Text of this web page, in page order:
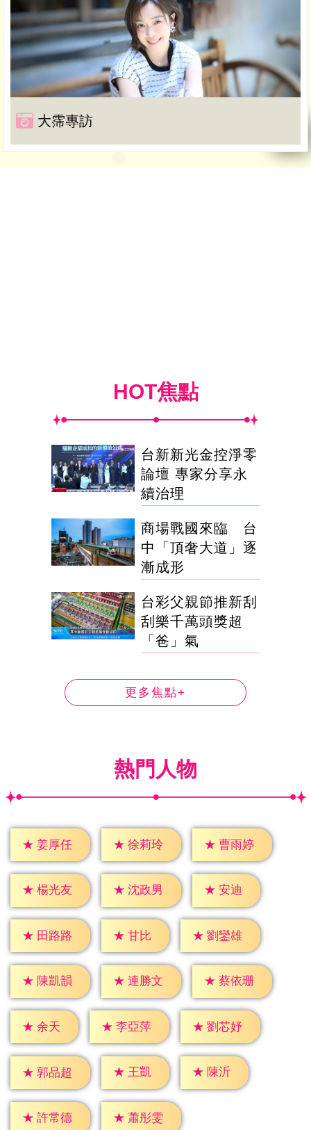
大霈專訪
HOT焦點
台新新光金控淨零
論壇 專家分享永
續治理
商場戰國來臨 台
中「頂奢大道」逐
漸成形
台彩父親節推新刮
刮樂千萬頭獎超
「爸」氣
更多焦點+
熱門人物
★ 姜厚任 ★ 徐莉玲 ★ 曹雨婷
★ 楊光友 ★ 沈政男 ★ 安迪
★ 田路路 ★ 甘比 ★ 劉鑾雄
★ 陳凱韻 ★ 連勝文 ★ 蔡依珊
★ 余天 ★ 李亞萍 ★ 劉芯妤
★ 郭品超 ★ 王凱 ★ 陳沂
★ 許常德 ★ 蕭彤雯